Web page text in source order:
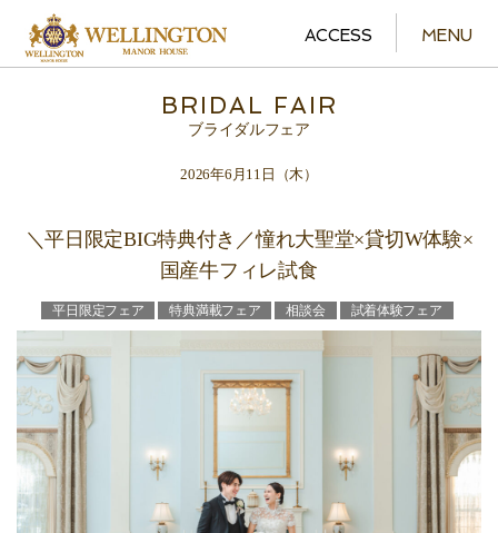
MENU
ACCESS
BRIDAL FAIR
ブライダルフェア
2026年6月11日（木）
＼平日限定BIG特典付き／憧れ大聖堂×貸切W体験×
国産牛フィレ試食
平日限定フェア 特典満載フェア 相談会 試着体験フェア